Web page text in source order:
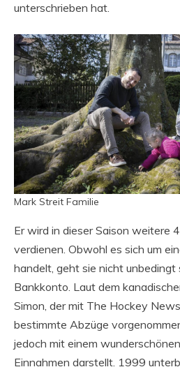
unterschrieben hat.
Mark Streit Familie
Er wird in dieser Saison weitere
verdienen. Obwohl es sich um
handelt, geht sie nicht
Bankkonto. Laut dem
Simon, der mit The Hockey
bestimmte Abzüge
jedoch mit einem
Einnahmen darstellt. 1999